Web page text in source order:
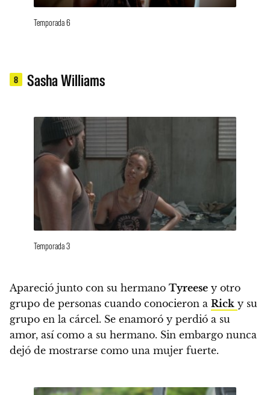
Temporada 6
8 Sasha Williams
Temporada 3
Apareció junto con su hermano Tyreese y otro
grupo de personas cuando conocieron a Rick y su
grupo en la cárcel. Se enamoró y perdió a su
amor, así como a su hermano. Sin embargo nunca
dejó de mostrarse como una mujer fuerte.